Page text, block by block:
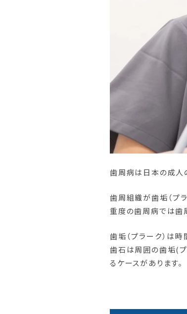
歯周病は日本の成人
歯周組織が歯垢（プ
重度の歯周病では歯
歯垢（プラーク）は
歯石は周囲の歯垢(プ
るケースがあります。